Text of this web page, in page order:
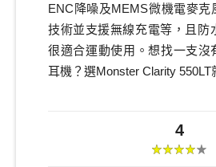
ENC降噪及MEMS微機電麥克
技術並支援無線充電等，且防
很適合運動使用。想找一支沒
耳機？選Monster Clarity 550LT
4